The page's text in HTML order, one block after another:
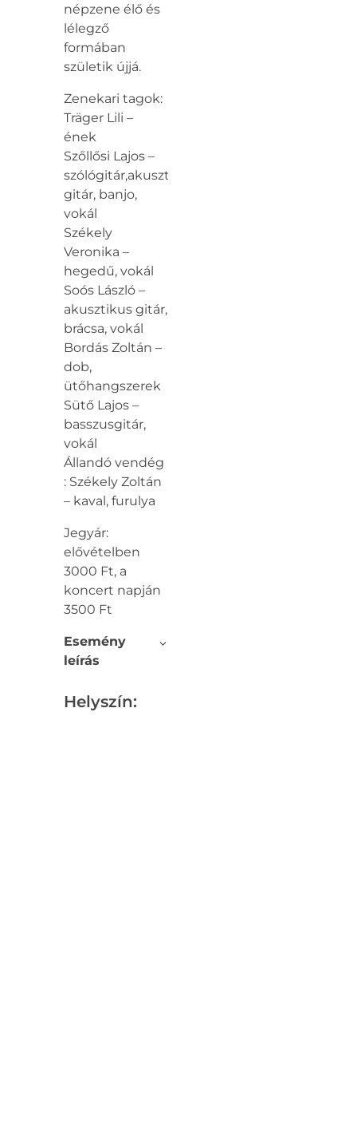
népzene élő és
lélegző
formában
születik újjá.
Zenekari tagok:
Träger Lili –
ének
Szőllősi Lajos –
szólógitár,akusztikus
gitár, banjo,
vokál
Székely
Veronika –
hegedű, vokál
Soós László –
akusztikus gitár,
brácsa, vokál
Bordás Zoltán –
dob,
ütőhangszerek
Sütő Lajos –
basszusgitár,
vokál
Állandó vendég
: Székely Zoltán
– kaval, furulya
Jegyár:
elővételben
3000 Ft, a
koncert napján
3500 Ft
Esemény
leírás
Helyszín: